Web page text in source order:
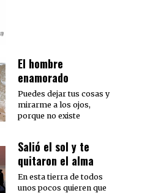
El hombre
enamorado
Puedes dejar tus cosas y
mirarme a los ojos,
porque no existe
Salió el sol y te
quitaron el alma
En esta tierra de todos
unos pocos quieren que